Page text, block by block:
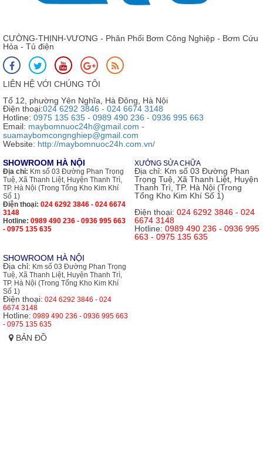
CƯỜNG-THỊNH-VƯƠNG - Phân Phối Bơm Công Nghiệp - Bơm Cứu
Hỏa - Tủ điện
LIÊN HỆ VỚI CHÚNG TÔI
Tổ 12, phường Yên Nghĩa, Hà Đông, Hà Nội
Điện thoại:024 6292 3846 - 024 6674 3148
Hotline: 0975 135 635 - 0989 490 236 - 0936 995 663
Email: maybomnuoc24h@gmail.com -
suamaybomcongnghiep@gmail.com
Website: http://maybomnuoc24h.com.vn/
SHOWROOM HÀ NỘI
Địa chỉ: Km số 03 Đường Phan Trọng
Tuệ, Xã Thanh Liệt, Huyện Thanh Trì,
TP. Hà Nội (Trong Tổng Kho Kim Khí
Số 1)
Điện thoại: 024 6292 3846 - 024 6674
3148
Hotline: 0989 490 236 - 0936 995 663
- 0975 135 635
XƯỞNG SỬA CHỮA
Địa chỉ: Km số 03 Đường Phan
Trọng Tuệ, Xã Thanh Liệt, Huyện
Thanh Trì, TP. Hà Nội (Trong
Tổng Kho Kim Khí Số 1)
Điện thoại: 024 6292 3846 - 024
6674 3148
Hotline: 0989 490 236 - 0936 995
663 - 0975 135 635
SHOWROOM HÀ NỘI
Địa chỉ: Km số 03 Đường Phan Trọng
Tuệ, Xã Thanh Liệt, Huyện Thanh Trì,
TP. Hà Nội (Trong Tổng Kho Kim Khí
Số 1)
Điện thoại: 024 6292 3846 - 024
6674 3148
Hotline: 0989 490 236 - 0936 995 663
- 0975 135 635
BẢN ĐỒ